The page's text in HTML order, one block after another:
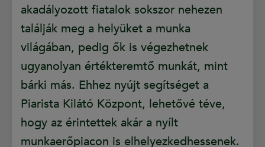
akadályozott fiatalok sokszor nehezen
találják meg a helyüket a munka
világában, pedig ők is végezhetnek
ugyanolyan értékteremtő munkát, mint
bárki más. Ehhez nyújt segítséget a
Piarista Kilátó Központ, lehetővé téve,
hogy az érintettek akár a nyílt
munkaerőpiacon is elhelyezkedhessenek.